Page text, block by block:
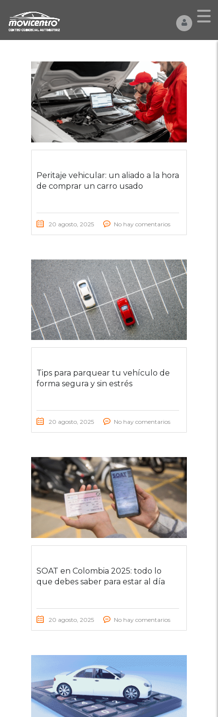
Peritaje vehicular: un aliado a la hora
de comprar un carro usado
20 agosto, 2025 No hay comentarios
Tips para parquear tu vehículo de
forma segura y sin estrés
20 agosto, 2025 No hay comentarios
SOAT en Colombia 2025: todo lo
que debes saber para estar al día
20 agosto, 2025 No hay comentarios